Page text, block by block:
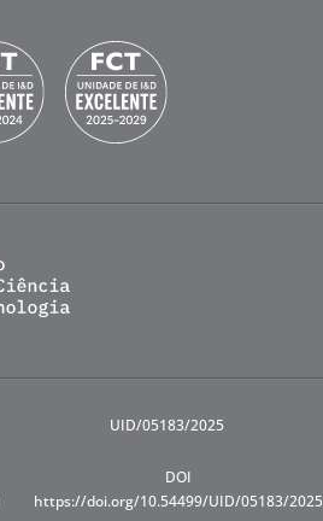
UID/05183/2025
DOI
https://doi.org/10.54499/UID/05183/2025